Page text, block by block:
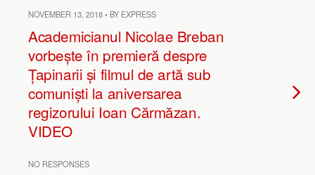
NOVEMBER 13, 2018 • BY EXPRESS
Academicianul Nicolae Breban
vorbește în premieră despre
Țapinarii și filmul de artă sub
comuniști la aniversarea
regizorului Ioan Cărmăzan.
VIDEO
NO RESPONSES